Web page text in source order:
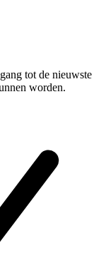
tot de nieuwste
worden.